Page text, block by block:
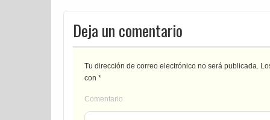
Deja un comentario
Tu dirección de correo electrónico no será publicada.
con *
Comentario